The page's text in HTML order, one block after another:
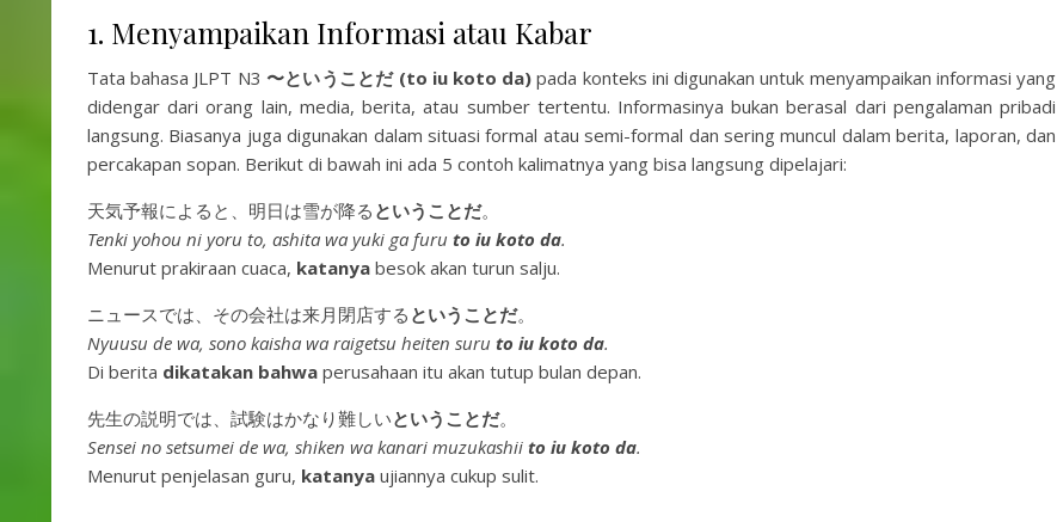
1. Menyampaikan Informasi atau Kabar
Tata bahasa JLPT N3 〜ということだ (to iu koto da) pada konteks ini digunakan untuk menyampaikan informasi yang
didengar dari orang lain, media, berita, atau sumber tertentu. Informasinya bukan berasal dari pengalaman pribadi
langsung. Biasanya juga digunakan dalam situasi formal atau semi-formal dan sering muncul dalam berita, laporan, dan
percakapan sopan. Berikut di bawah ini ada 5 contoh kalimatnya yang bisa langsung dipelajari:
天気予報によると、明日は雪が降る ということだ。
Tenki yohou ni yoru to, ashita wa yuki ga furu to iu koto da.
Menurut prakiraan cuaca, katanya besok akan turun salju.
ニュースでは、その会社は来月閉店する ということだ。
Nyuusu de wa, sono kaisha wa raigetsu heiten suru to iu koto da.
Di berita dikatakan bahwa perusahaan itu akan tutup bulan depan.
先生の説明では、試験はかなり難しいということだ。
Sensei no setsumei de wa, shiken wa kanari muzukashii to iu koto da.
Menurut penjelasan guru, katanya ujiannya cukup sulit.